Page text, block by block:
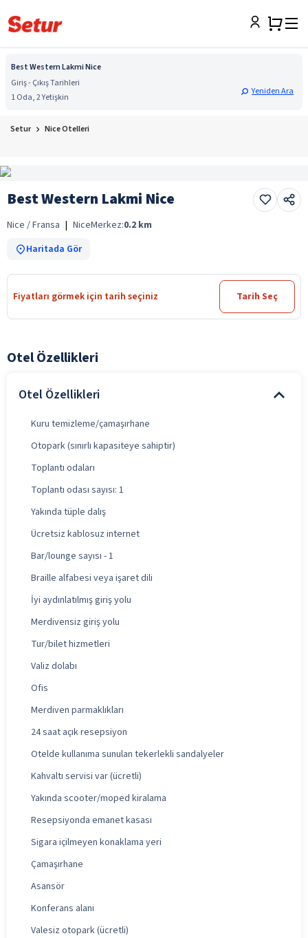
Best Western Lakmi Nice
Giriş - Çıkış Tarihleri
1 Oda, 2 Yetişkin
Yeniden Ara
Setur Nice Otelleri
Best Western Lakmi Nice
Nice / Fransa | NiceMerkez:0.2 km
Haritada Gör
Fiyatları görmek için tarih seçiniz Tarih Seç
Otel Özellikleri
Otel Özellikleri
Kuru temizleme/çamaşırhane
Otopark (sınırlı kapasiteye sahiptir)
Toplantı odaları
Toplantı odası sayısı: 1
Yakında tüple dalış
Ücretsiz kablosuz internet
Bar/lounge sayısı - 1
Braille alfabesi veya işaret dili
İyi aydınlatılmış giriş yolu
Merdivensiz giriş yolu
Tur/bilet hizmetleri
Valiz dolabı
Ofis
Merdiven parmaklıkları
24 saat açık resepsiyon
Otelde kullanıma sunulan tekerlekli sandalyeler
Kahvaltı servisi var (ücretli)
Yakında scooter/moped kiralama
Resepsiyonda emanet kasası
Sigara içilmeyen konaklama yeri
Çamaşırhane
Asansör
Konferans alanı
Valesiz otopark (ücretli)